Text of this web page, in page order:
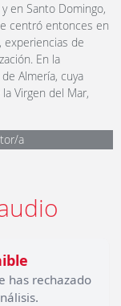
en Santo Domingo,
centró entonces en
experiencias de
En la
Almería, cuya
Virgen del Mar,
a
has rechazado